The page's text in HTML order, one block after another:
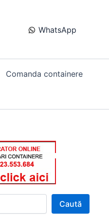
WhatsApp
Comanda containere
Caută